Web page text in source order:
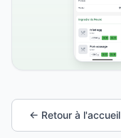
← Retour à l'accueil